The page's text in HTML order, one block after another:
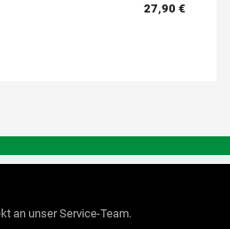
27,90 €
an unser Service-Team.